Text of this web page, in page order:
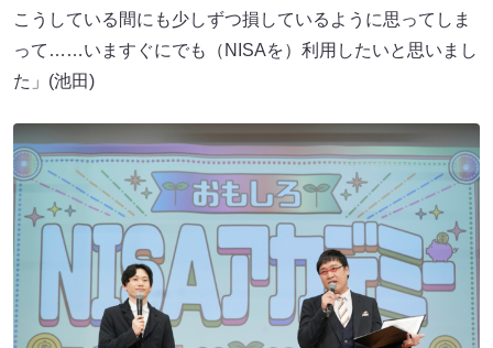
こうしている間にも少しずつ損しているように思ってしま
って……いますぐにでも（NISAを）利用したいと思いまし
た」(池田)